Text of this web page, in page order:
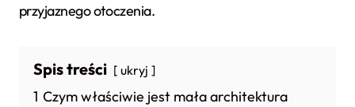
przyjaznego otoczenia.
Spis treści ukryj
1 Czym właściwie jest mała architektura